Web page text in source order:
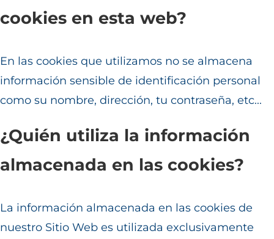
cookies en esta web?
En las cookies que utilizamos no se almacena
información sensible de identificación personal
como su nombre, dirección, tu contraseña, etc...
¿Quién utiliza la información
almacenada en las cookies?
La información almacenada en las cookies de
nuestro Sitio Web es utilizada exclusivamente